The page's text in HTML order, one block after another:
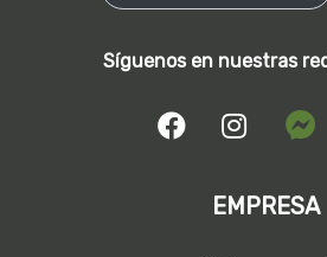
Síguenos en nuestras
EMPRESA